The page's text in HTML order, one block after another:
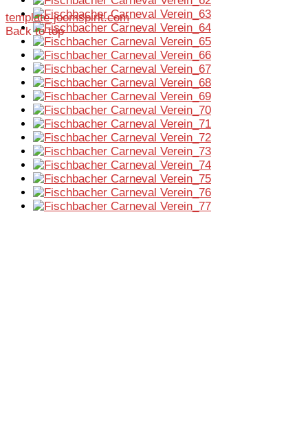
template-joomspirit.com
Back to top